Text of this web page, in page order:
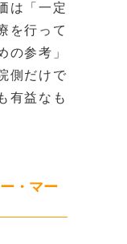
は「一定
を行って
の参考」
側だけで
有益なも
・マー